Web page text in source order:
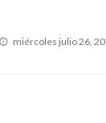
Publicado
miércoles julio 26,